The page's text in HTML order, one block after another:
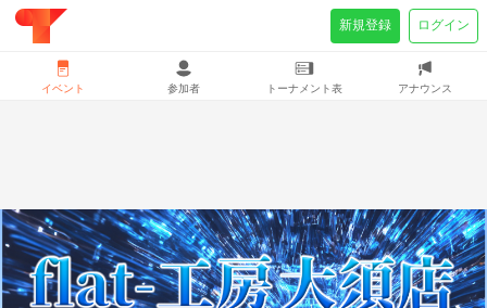
イベント 参加者 トーナメント表 アナウンス
新規登録 ログイン